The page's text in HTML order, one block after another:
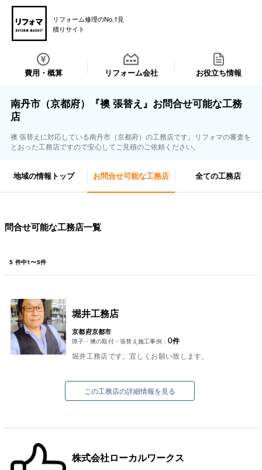
リフォーム修理のNo.1見
積りサイト
費用・概算 リフォーム会社 お役立ち情報
南丹市（京都府）『襖 張替え』お問合せ可能な工務
店
襖 張替えに対応している南丹市（京都府）の工務店です。リフォマの審査を
とおった工務店ですので安心してご見積のご依頼ください。
地域の情報トップ お問合せ可能な工務店 全ての工務店
問合せ可能な工務店一覧
5 件中1〜5件
堀井工務店
京都府京都市
障子・襖の取付・張替え施工事例： 0件
堀井工務店です。宜しくお願い致します。
この工務店の詳細情報を見る
株式会社ローカルワークス